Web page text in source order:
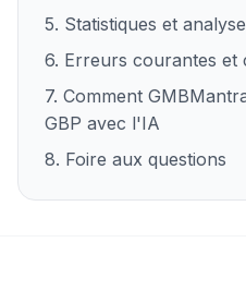
5. Statistiques et
6. Erreurs courantes et
7. Comment
GBP avec l'IA
8. Foire aux questions